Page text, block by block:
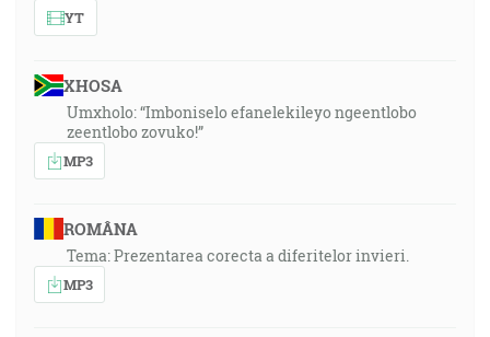
YT
XHOSA
Umxholo: “Imboniselo efanelekileyo ngeentlobo
zeentlobo zovuko!”
MP3
ROMÂNA
Tema: Prezentarea corecta a diferitelor invieri.
MP3